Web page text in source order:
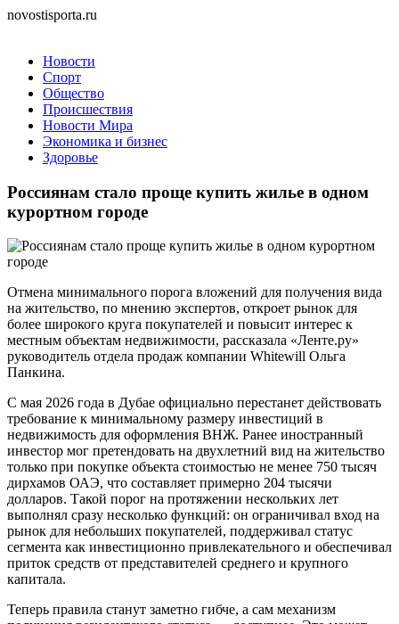
novostisporta.ru
Новости
Спорт
Общество
Происшествия
Новости Мира
Экономика и бизнес
Здоровье
Россиянам стало проще купить жилье в одном
курортном городе
Отмена минимального порога вложений для получения вида
на жительство, по мнению экспертов, откроет рынок для
более широкого круга покупателей и повысит интерес к
местным объектам недвижимости, рассказала «Ленте.ру»
руководитель отдела продаж компании Whitewill Ольга
Панкина.
С мая 2026 года в Дубае официально перестанет действовать
требование к минимальному размеру инвестиций в
недвижимость для оформления ВНЖ. Ранее иностранный
инвестор мог претендовать на двухлетний вид на жительство
только при покупке объекта стоимостью не менее 750 тысяч
дирхамов ОАЭ, что составляет примерно 204 тысячи
долларов. Такой порог на протяжении нескольких лет
выполнял сразу несколько функций: он ограничивал вход на
рынок для небольших покупателей, поддерживал статус
сегмента как инвестиционно привлекательного и обеспечивал
приток средств от представителей среднего и крупного
капитала.
Теперь правила станут заметно гибче, а сам механизм